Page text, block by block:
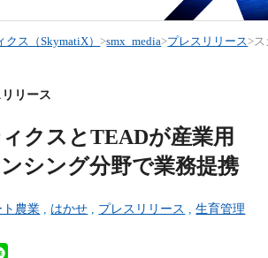
クス（SkymatiX）>smx_media>プレスリリース>
リース
クスとTEADが産業用
シング分野で業務提携
ト農業 , はかせ , プレスリリース ,生育管理